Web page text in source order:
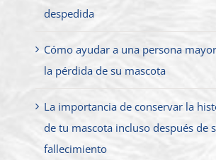
despedida
Cómo ayudar a una persona
la pérdida de su mascota
La importancia de conservar la
de tu mascota incluso después de
fallecimiento